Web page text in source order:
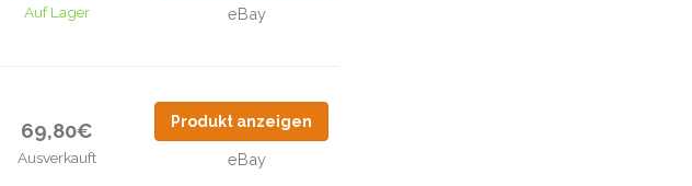
Auf Lager eBay
69,80€
Ausverkauft
Produkt anzeigen
eBay